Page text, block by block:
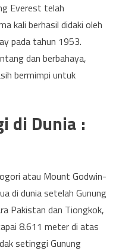
Everest telah
kali berhasil didaki oleh
pada tahun 1953.
dan berbahaya,
bermimpi untuk
di Dunia :
atau Mount Godwin-
di dunia setelah Gunung
Pakistan dan Tiongkok,
8.611 meter di atas
setinggi Gunung